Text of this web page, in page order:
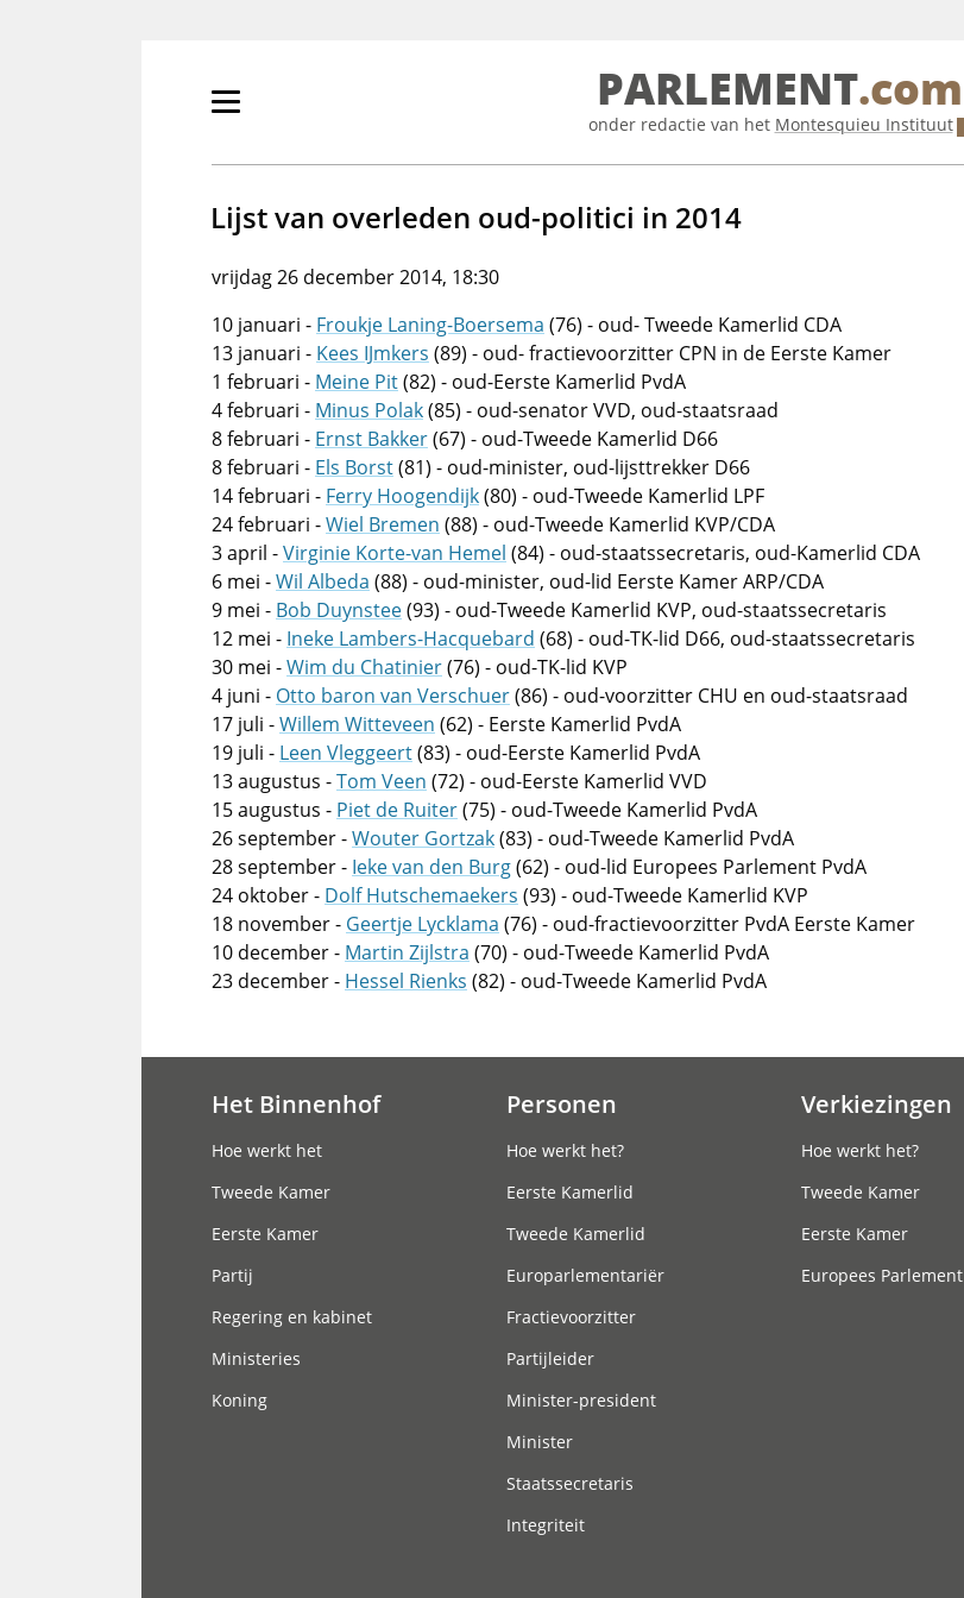
Primair
tonen/verbergen
PARLEMENT.com
onder redactie van het Montesquieu Instituut
Lijst van overleden oud-politici in 2014
vrijdag 26 december 2014, 18:30
10 januari - Froukje Laning-Boersema (76) - oud- Tweede Kamerlid CDA
13 januari - Kees IJmkers (89) - oud- fractievoorzitter CPN in de Eerste Kamer
1 februari - Meine Pit(82) - oud-Eerste Kamerlid PvdA
4 februari - Minus Polak(85) - oud-senator VVD, oud-staatsraad
8 februari - Ernst Bakker(67) - oud-Tweede Kamerlid D66
8 februari - Els Borst(81) - oud-minister, oud-lijsttrekker D66
14 februari - Ferry Hoogendijk(80) - oud-Tweede Kamerlid LPF
24 februari -Wiel Bremen (88) - oud-Tweede Kamerlid KVP/CDA
3 april -Virginie Korte-van Hemel (84) - oud-staatssecretaris, oud-Kamerlid CDA
6 mei -Wil Albeda (88) - oud-minister, oud-lid Eerste Kamer ARP/CDA
9 mei - Bob Duynstee(93) - oud-Tweede Kamerlid KVP, oud-staatssecretaris
12 mei - Ineke Lambers-Hacquebard (68) - oud-TK-lid D66, oud-staatssecretaris
30 mei -Wim du Chatinier(76) - oud-TK-lid KVP
4 juni - Otto baron van Verschuer(86) - oud-voorzitter CHU en oud-staatsraad
17 juli -Willem Witteveen (62) - Eerste Kamerlid PvdA
19 juli - Leen Vleggeert(83) - oud-Eerste Kamerlid PvdA
13 augustus -Tom Veen (72) - oud-Eerste Kamerlid VVD
15 augustus - Piet de Ruiter(75) - oud-Tweede Kamerlid PvdA
26 september -Wouter Gortzak(83) - oud-Tweede Kamerlid PvdA
28 september - Ieke van den Burg(62) - oud-lid Europees Parlement PvdA
24 oktober - Dolf Hutschemaekers (93) - oud-Tweede Kamerlid KVP
18 november - Geertje Lycklama (76) - oud-fractievoorzitter PvdA Eerste Kamer
10 december - Martin Zijlstra (70) - oud-Tweede Kamerlid PvdA
23 december - Hessel Rienks (82) - oud-Tweede Kamerlid PvdA
Het Binnenhof
Hoe werkt het
Tweede Kamer
Eerste Kamer
Partij
Regering en kabinet
Ministeries
Koning
Personen
Hoe werkt het?
Eerste Kamerlid
Tweede Kamerlid
Europarlementariër
Fractievoorzitter
Partijleider
Minister-president
Minister
Staatssecretaris
Integriteit
Verkiezingen
Hoe werkt het?
Tweede Kamer
Eerste Kamer
Europees Parlement